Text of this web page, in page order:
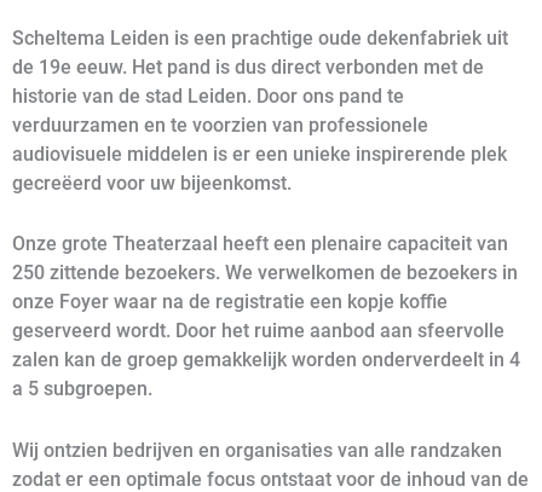
Scheltema Leiden is een prachtige oude dekenfabriek uit
de 19e eeuw. Het pand is dus direct verbonden met de
historie van de stad Leiden. Door ons pand te
verduurzamen en te voorzien van professionele
audiovisuele middelen is er een unieke inspirerende plek
gecreëerd voor uw bijeenkomst.
Onze grote Theaterzaal heeft een plenaire capaciteit van
250 zittende bezoekers. We verwelkomen de bezoekers in
onze Foyer waar na de registratie een kopje koffie
geserveerd wordt. Door het ruime aanbod aan sfeervolle
zalen kan de groep gemakkelijk worden onderverdeelt in 4
a 5 subgroepen.
Wij ontzien bedrijven en organisaties van alle randzaken
zodat er een optimale focus ontstaat voor de inhoud van de